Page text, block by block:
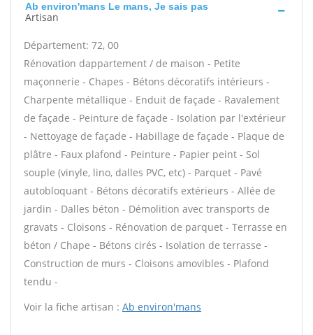
Ab environ'mans Le mans, Je sais pas
Artisan
Département: 72, 00
Rénovation dappartement / de maison - Petite
maçonnerie - Chapes - Bétons décoratifs intérieurs -
Charpente métallique - Enduit de façade - Ravalement
de façade - Peinture de façade - Isolation par l'extérieur
- Nettoyage de façade - Habillage de façade - Plaque de
plâtre - Faux plafond - Peinture - Papier peint - Sol
souple (vinyle, lino, dalles PVC, etc) - Parquet - Pavé
autobloquant - Bétons décoratifs extérieurs - Allée de
jardin - Dalles béton - Démolition avec transports de
gravats - Cloisons - Rénovation de parquet - Terrasse en
béton / Chape - Bétons cirés - Isolation de terrasse -
Construction de murs - Cloisons amovibles - Plafond
tendu -
Voir la fiche artisan : Ab environ'mans